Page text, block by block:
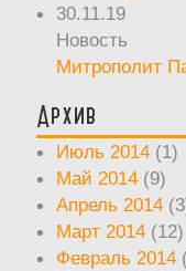
30.11.19
Новость
Митрополит
Архив
Июль 2014 (1)
Май 2014 (9)
Апрель 2014
Март 2014 (12)
Февраль 2014